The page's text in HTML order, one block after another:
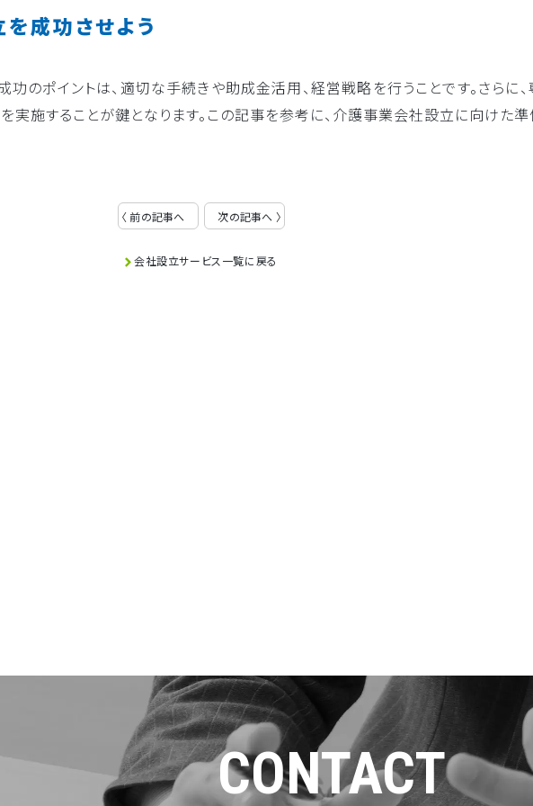
成功させよう
のポイントは、適切な手続きや助成金活用、経営戦略を行うことです。さらに
実施することが鍵となります。この記事を参考に、介護事業会社設立に向けた
〈 前の記事へ 次の記事へ 〉
会社設立サービス一覧に戻る
CONTACT